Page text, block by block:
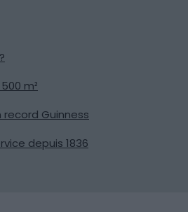
m²
Guinness
depuis 1836